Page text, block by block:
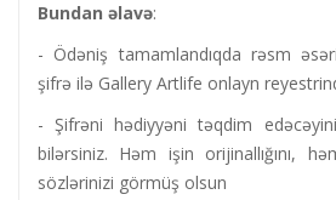
Bundan əlavə:
- Ödəniş tamamlandıqda rəsm
şifrə ilə Gallery Artlife onlayn
- Şifrəni hədiyyəni təqdim
bilərsiniz. Həm işin orijinallığını,
sözlərinizi görmüş olsun